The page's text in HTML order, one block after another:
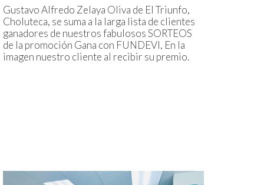
Gustavo Alfredo Zelaya Oliva de El Triunfo,
Choluteca, se suma a la larga lista de clientes
ganadores de nuestros fabulosos SORTEOS
de la promoción Gana con FUNDEVI, En la
imagen nuestro cliente al recibir su premio.